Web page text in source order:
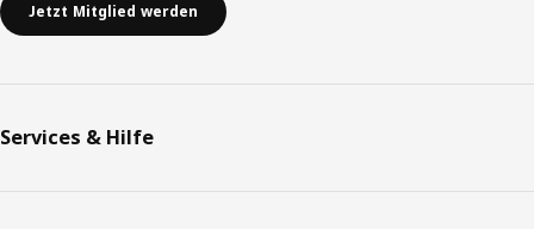
Jetzt Mitglied werden
Services & Hilfe